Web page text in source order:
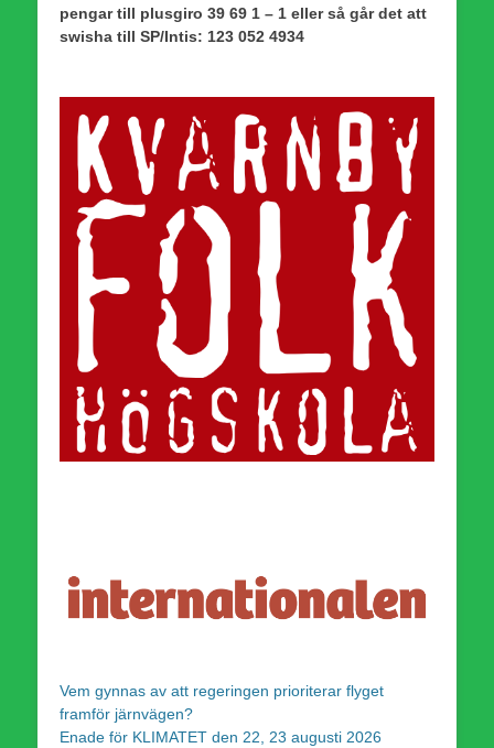
pengar till plusgiro 39 69 1 – 1 eller så går det att
swisha till SP/Intis: 123 052 4934
Vem gynnas av att regeringen prioriterar flyget
framför järnvägen?
Enade för KLIMATET den 22, 23 augusti 2026